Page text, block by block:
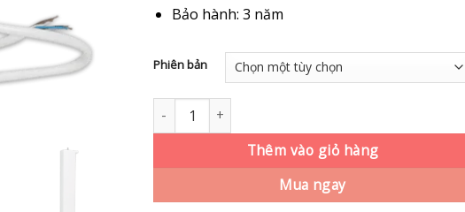
Bảo hành: 3 năm
Phiên bản
Động cơ rèm vải thông minh AT85 số lượng
Thêm vào giỏ hàng
Mua ngay